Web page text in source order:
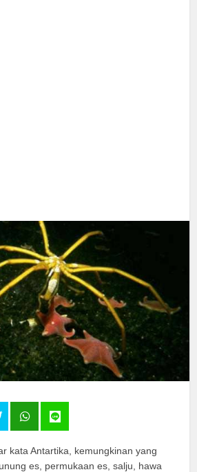
kata Antartika, kemungkinan yang
es, permukaan es, salju, hawa